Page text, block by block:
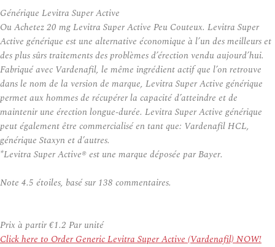
Générique Levitra Super Active
Ou Achetez 20 mg Levitra Super Active Peu Couteux. Levitra Super
Active générique est une alternative économique à l’un des meilleurs et
des plus sûrs traitements des problèmes d’érection vendu aujourd’hui.
Fabriqué avec Vardenafil, le même ingrédient actif que l’on retrouve
dans le nom de la version de marque, Levitra Super Active générique
permet aux hommes de récupérer la capacité d’atteindre et de
maintenir une érection longue-durée. Levitra Super Active générique
peut également être commercialisé en tant que: Vardenafil HCL,
générique Staxyn et d’autres.
*Levitra Super Active® est une marque déposée par Bayer.
Note 4.5 étoiles, basé sur 138 commentaires.
Prix à partir€1.2 Par unité
Click here to Order Generic Levitra Super Active (Vardenafil) NOW!